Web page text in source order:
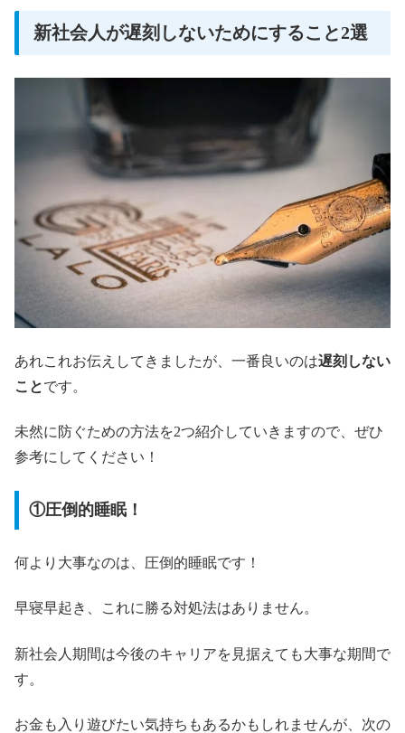
新社会人が遅刻しないためにすること2選
あれこれお伝えしてきましたが、一番良いのは遅刻しない
ことです。
未然に防ぐための方法を2つ紹介していきますので、ぜひ
参考にしてください！
①圧倒的睡眠！
何より大事なのは、圧倒的睡眠です！
早寝早起き、これに勝る対処法はありません。
新社会人期間は今後のキャリアを見据えても大事な期間で
す。
お金も入り遊びたい気持ちもあるかもしれませんが、次の